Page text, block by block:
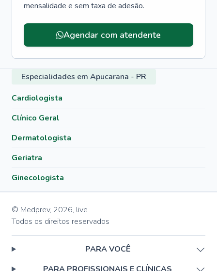
mensalidade e sem taxa de adesão.
Agendar com atendente
Especialidades em Apucarana - PR
Cardiologista
Clínico Geral
Dermatologista
Geriatra
Ginecologista
© Medprev, 2026, live
Todos os direitos reservados
PARA VOCÊ